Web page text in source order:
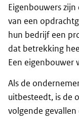
Eigenbouwers
van een
hun bedrijf een
dat betrekking
Een eigenbouwer
Als de
uitbesteedt, is de
volgende